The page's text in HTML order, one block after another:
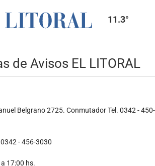
11.3°
de Avisos EL LITORAL
Belgrano 2725. Conmutador Tel. 0342 - 450-
- 456-3030
17:00 hs.